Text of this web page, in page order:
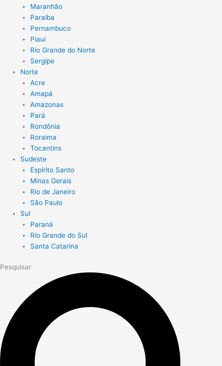
Maranhão
Paraíba
Pernambuco
Piauí
Rio Grande do Norte
Sergipe
Norte
Acre
Amapá
Amazonas
Pará
Rondônia
Roraima
Tocantins
Sudeste
Espírito Santo
Minas Gerais
Rio de Janeiro
São Paulo
Sul
Paraná
Rio Grande do Sul
Santa Catarina
Pesquisar